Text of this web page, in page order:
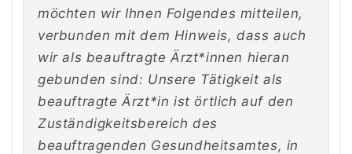
möchten wir Ihnen Folgendes mitteilen,
verbunden mit dem Hinweis, dass auch
wir als beauftragte Ärzt*innen hieran
gebunden sind: Unsere Tätigkeit als
beauftragte Ärzt*in ist örtlich auf den
Zuständigkeitsbereich des
beauftragenden Gesundheitsamtes, in